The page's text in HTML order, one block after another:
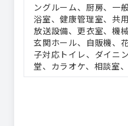
ングルーム
厨房 一
浴室
健康管理室 共
放送設備
更衣室 機
玄関ホール
自販機
子対応トイレ
ダイニ
堂
カラオケ 相談室